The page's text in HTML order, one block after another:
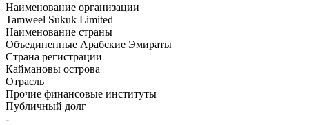
Наименование организации
Tamweel Sukuk Limited
Наименование страны
Объединенные Арабские Эмираты
Страна регистрации
Каймановы острова
Отрасль
Прочие финансовые институты
Публичный долг
-